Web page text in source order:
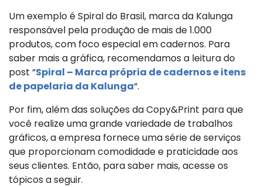
Um exemplo é Spiral do Brasil, marca da Kalunga
responsável pela produção de mais de 1.000
produtos, com foco especial em cadernos. Para
saber mais a gráfica, recomendamos a leitura do
post “Spiral – Marca própria de cadernos e itens
de papelaria da Kalunga“.
Por fim, além das soluções da Copy&Print para que
você realize uma grande variedade de trabalhos
gráficos, a empresa fornece uma série de serviços
que proporcionam comodidade e praticidade aos
seus clientes. Então, para saber mais, acesse os
tópicos a seguir.